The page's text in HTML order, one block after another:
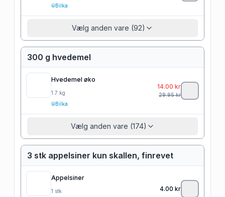
Bilka
Vælg anden vare (92)
300 g hvedemel
Hvedemel øko
1.7 kg
Bilka
14.00 kr
29.95kr
Vælg anden vare (174)
3 stk appelsiner kun skallen, finrevet
Appelsiner
1 stk
4.00 kr